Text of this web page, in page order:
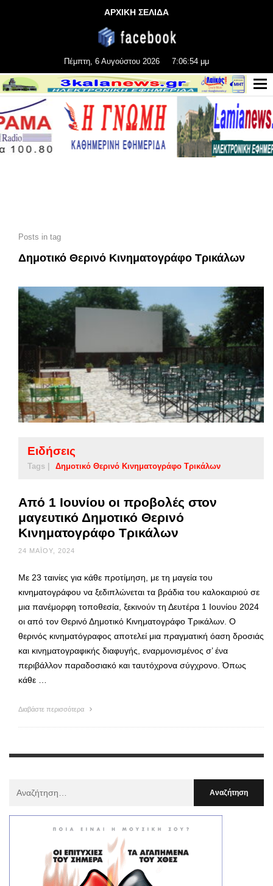
ΑΡΧΙΚΗ ΣΕΛΙΔΑ
Πέμπτη, 6 Αυγούστου 2026 7:06:55 μμ
Posts in tag
Δημοτικό Θερινό Κινηματογράφο Τρικάλων
Ειδήσεις
Tags | Δημοτικό Θερινό Κινηματογράφο Τρικάλων
Από 1 Ιουνίου οι προβολές στον
μαγευτικό Δημοτικό Θερινό
Κινηματογράφο Τρικάλων
24 ΜΑΪ́ΟΥ, 2024
Με 23 ταινίες για κάθε προτίμηση, με τη μαγεία του
κινηματογράφου να ξεδιπλώνεται τα βράδια του καλοκαιριού σε
μια πανέμορφη τοποθεσία, ξεκινούν τη Δευτέρα 1 Ιουνίου 2024
οι από τον Θερινό Δημοτικό Κινηματογράφο Τρικάλων. Ο
θερινός κινηματόγραφος αποτελεί μια πραγματική όαση δροσιάς
και κινηματογραφικής διαφυγής, εναρμονισμένος σ’ ένα
περιβάλλον παραδοσιακό και ταυτόχρονα σύγχρονο. Όπως
κάθε …
Διαβάστε περισσότερα
: